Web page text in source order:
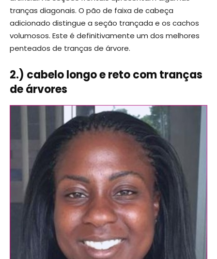
tranças diagonais. O pão de faixa de cabeça
adicionado distingue a seção trançada e os cachos
volumosos. Este é definitivamente um dos melhores
penteados de tranças de árvore.
2.) cabelo longo e reto com tranças
de árvores